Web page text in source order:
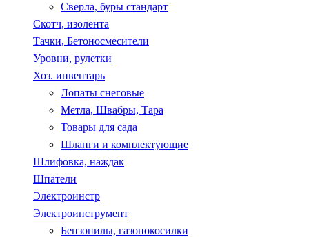
Сверла, буры стандарт
Скотч, изолента
Тачки, Бетоносмесители
Уровни, рулетки
Хоз. инвентарь
Лопаты снеговые
Метла, Швабры, Тара
Товары для сада
Шланги и комплектующие
Шлифовка, наждак
Шпатели
Электроинстр
Электроинструмент
Бензопилы, газонокосилки